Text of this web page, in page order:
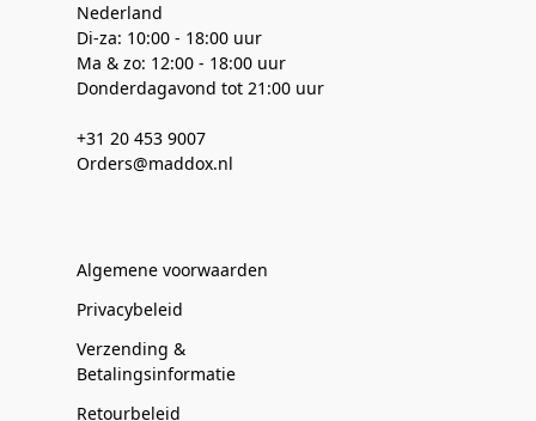
Nederland
Di-za: 10:00 - 18:00 uur
Ma & zo: 12:00 - 18:00 uur
Donderdagavond tot 21:00 uur
+31 20 453 9007
Orders@maddox.nl
Algemene voorwaarden
Privacybeleid
Verzending &
Betalingsinformatie
Retourbeleid